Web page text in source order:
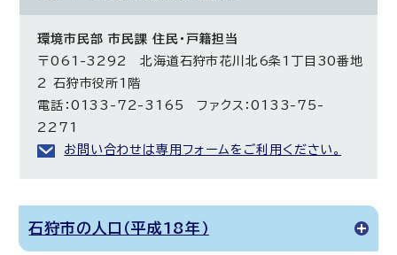
環境市民部 市民課 住民・戸籍担当
〒061-3292 北海道石狩市花川北6条1丁目30番地
2 石狩市役所1階
電話：0133-72-3165 ファクス：0133-75-
2271
お問い合わせは専用フォームをご利用ください。
石狩市の人口（平成18年）